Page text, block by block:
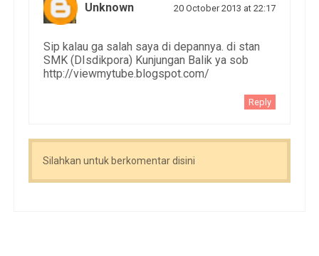
Unknown 20 October 2013 at 22:17
Sip kalau ga salah saya di depannya. di stan
SMK (DIsdikpora) Kunjungan Balik ya sob
http://viewmytube.blogspot.com/
Reply
Silahkan untuk berkomentar disini